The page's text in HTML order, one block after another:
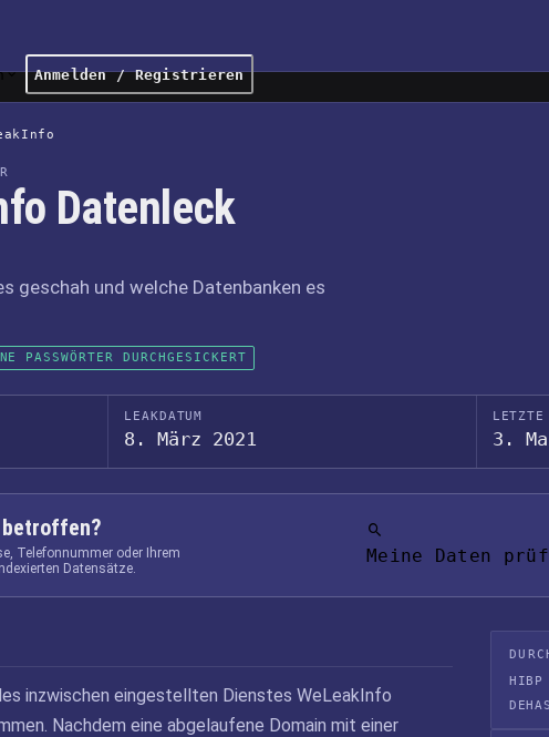
Anmelden / Registrieren
Datenleck
geschah und welche Datenbanken es
PASSWÖRTER DURCHGESICKERT
LEAKDATUM
8. März 2021 3.
betroffen?
Telefonnummer oder Ihrem
Datensätze.
Meine Daten
inzwischen eingestellten Dienstes WeLeakInfo
Nachdem eine abgelaufene Domain mit einer
HIBP